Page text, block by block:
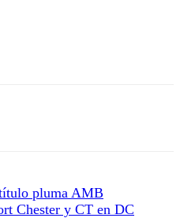
pluma AMB
Chester y CT en DC